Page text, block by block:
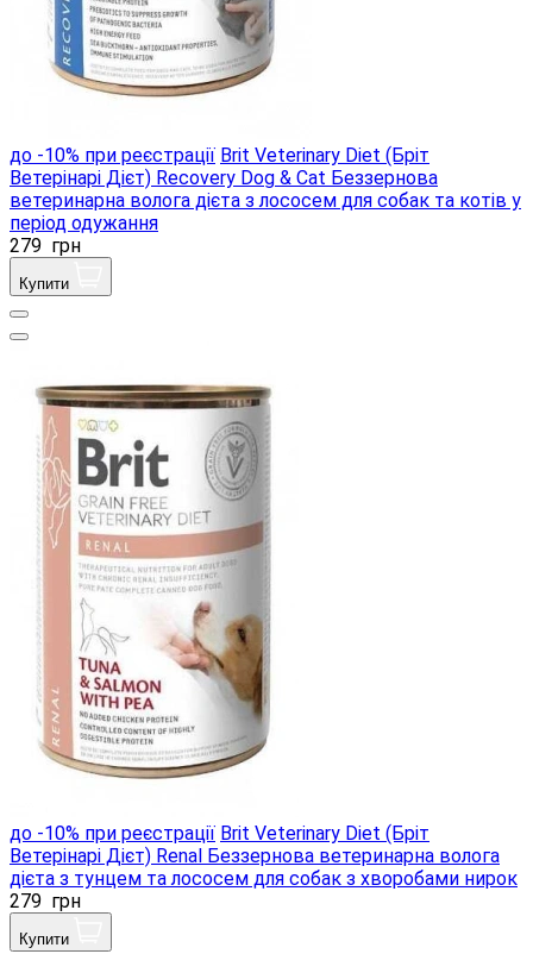
до -10% при реєстрації Brit Veterinary Diet (Бріт
Ветерінарі Дієт) Recovery Dog & Cat Беззернова
ветеринарна волога дієта з лососем для собак та котів у
період одужання
279 грн
Купити
до -10% при реєстрації Brit Veterinary Diet (Бріт
Ветерінарі Дієт) Renal Беззернова ветеринарна волога
дієта з тунцем та лососем для собак з хворобами нирок
279 грн
Купити